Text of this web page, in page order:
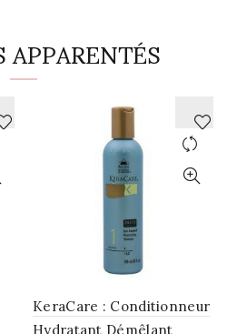
KeraCare : Conditionneur
Hydratant Démêlant